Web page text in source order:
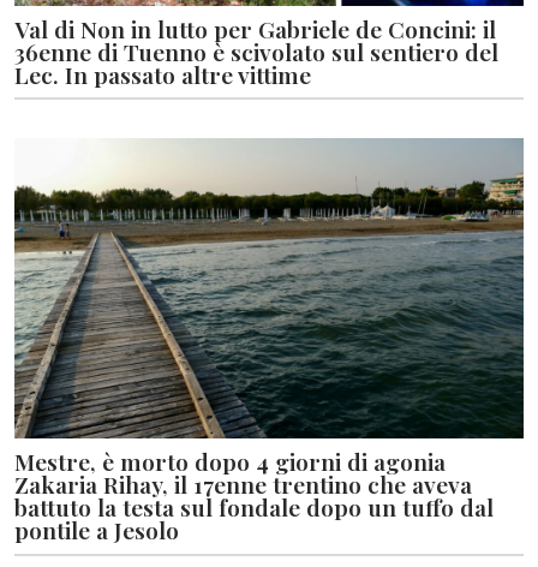
Val di Non in lutto per Gabriele de Concini: il
36enne di Tuenno è scivolato sul sentiero del
Lec. In passato altre vittime
Mestre, è morto dopo 4 giorni di agonia
Zakaria Rihay, il 17enne trentino che aveva
battuto la testa sul fondale dopo un tuffo dal
pontile a Jesolo